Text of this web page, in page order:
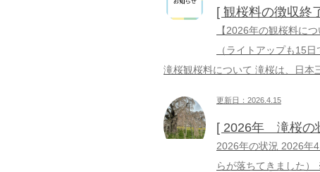
[ 観桜料の徴収終
【2026年の観桜料に
（ライトアップも15
滝桜観桜料について 滝桜は、日本
更新日：2026.4.15
[ 2026年 滝桜の
2026年の状況 2026
らが落ちてきました